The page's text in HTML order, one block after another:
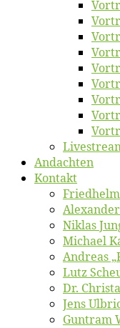
An­dach­ten
Kon­takt
Ni­klas
Mi­cha­el
An­dre­as
Lutz
Dr.
Jens
Gun­tram